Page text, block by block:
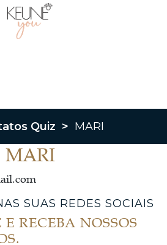
Quiz > MARI
MARI
SUAS REDES SOCIAIS
RECEBA NOSSOS